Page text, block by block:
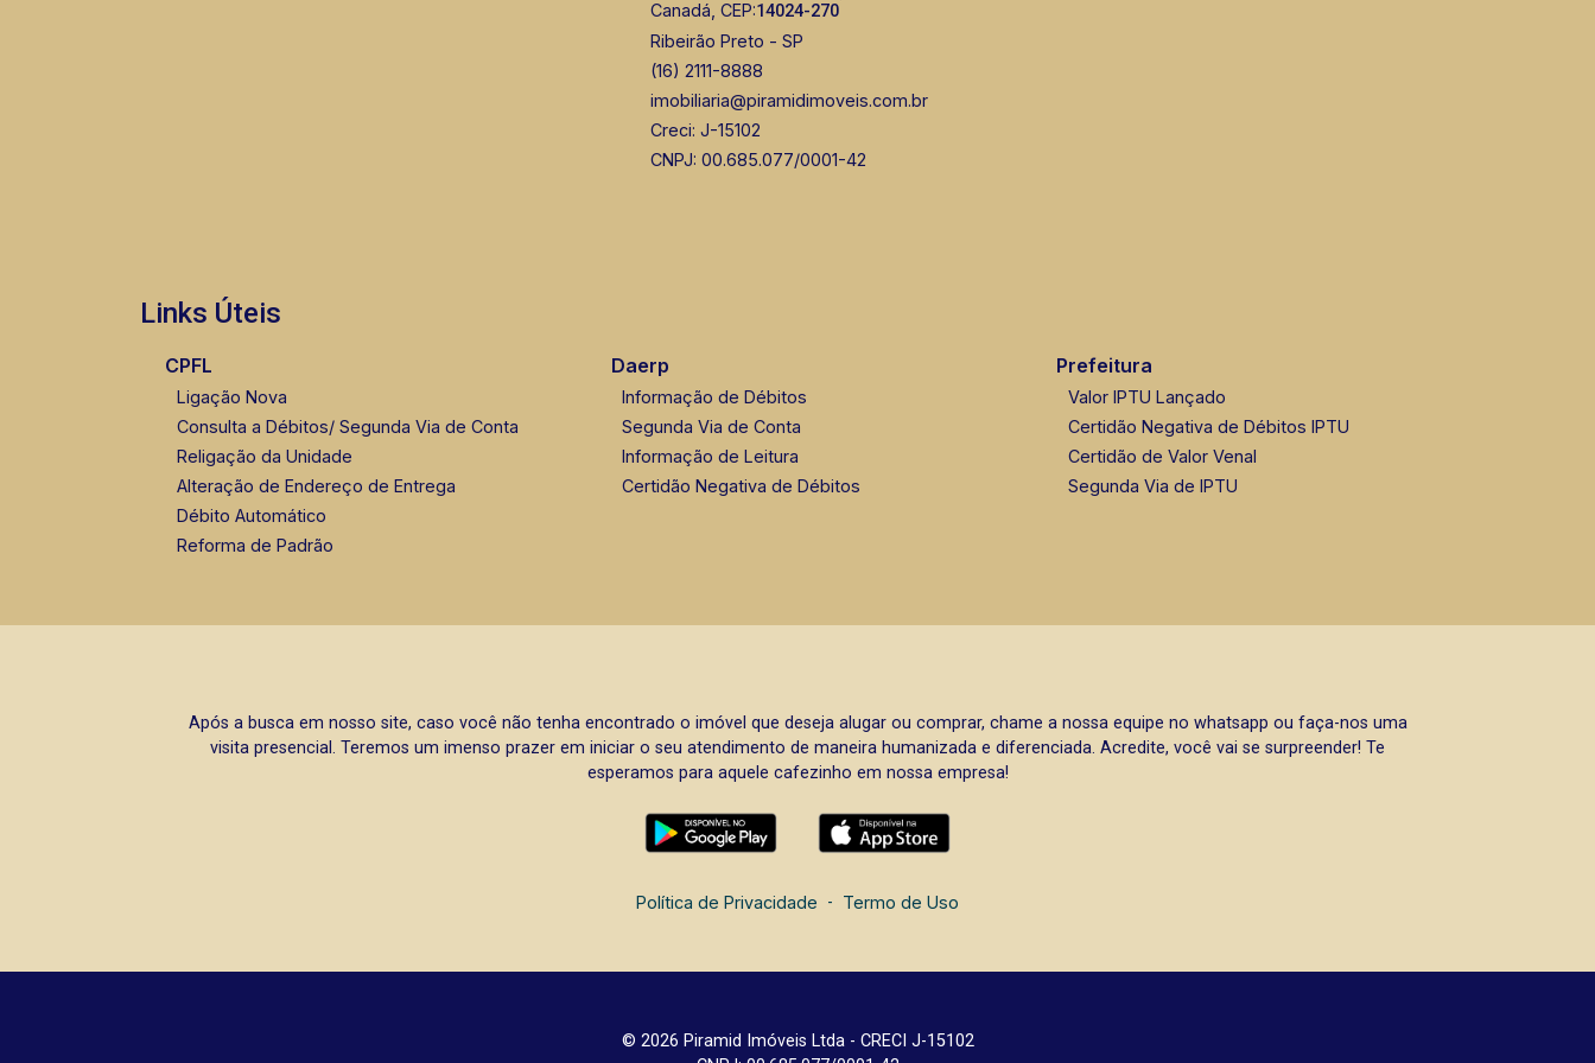
Canadá, CEP:14024-270
Ribeirão Preto - SP
(16) 2111-8888
imobiliaria@piramidimoveis.com.br
Creci: J-15102
CNPJ: 00.685.077/0001-42
Links Úteis
CPFL
Ligação Nova
Consulta a Débitos/ Segunda Via de Conta
Religação da Unidade
Alteração de Endereço de Entrega
Débito Automático
Reforma de Padrão
Daerp
Informação de Débitos
Segunda Via de Conta
Informação de Leitura
Certidão Negativa de Débitos
Prefeitura
Valor IPTU Lançado
Certidão Negativa de Débitos IPTU
Certidão de Valor Venal
Segunda Via de IPTU
Após a busca em nosso site, caso você não tenha encontrado o imóvel que deseja alugar ou comprar, chame a nossa equipe no whatsapp ou faça-nos uma
visita presencial. Teremos um imenso prazer em iniciar o seu atendimento de maneira humanizada e diferenciada. Acredite, você vai se surpreender! Te
esperamos para aquele cafezinho em nossa empresa!
Política de Privacidade - Termo de Uso
© 2026 Piramid Imóveis Ltda - CRECI J-15102